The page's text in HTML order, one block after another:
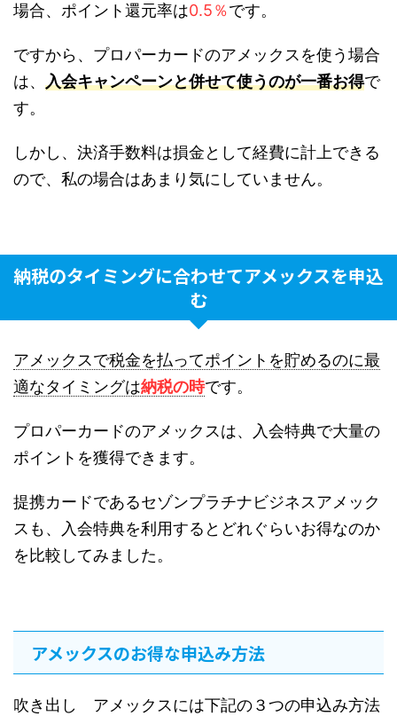
場合、ポイント還元率は0.5％です。
ですから、プロパーカードのアメックスを使う場合
は、 入会キャンペーンと併せて使うのが一番お得で
す。
しかし、決済手数料は損金として経費に計上できる
ので、私の場合はあまり気にしていません。
納税のタイミングに合わせてアメックスを申込
む
アメックスで税金を払ってポイントを貯めるのに最
適なタイミングは納税の時です。
プロパーカードのアメックスは、入会特典で大量の
ポイントを獲得できます。
提携カードであるセゾンプラチナビジネスアメック
スも、入会特典を利用するとどれぐらいお得なのか
を比較してみました。
アメックスのお得な申込み方法
吹き出し アメックスには下記の３つの申込み方法